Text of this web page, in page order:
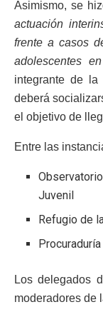
Asimismo, se
actuación
frente a casos
adolescentes
integrante de
deberá
el objetivo de
Entre las
Juvenil
Refugio de
Los delegados
moderadores de